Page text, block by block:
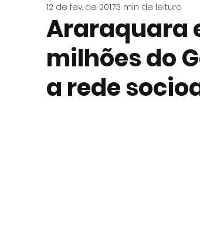
Araraquara
milhões do
a rede
12 de fev. de 20173 min de leitura